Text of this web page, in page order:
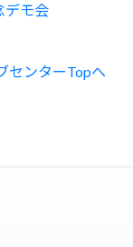
デモ会
センターTopへ